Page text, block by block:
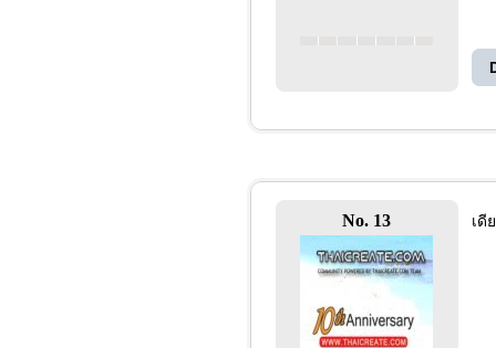
No. 13 เดี